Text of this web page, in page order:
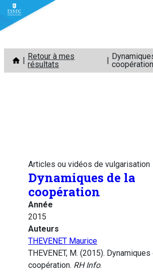
Aller
contenu
Retour à mes
résultats
coopération
Articles ou vidéos de vulgarisation
Dynamiques de la
coopération
Année
2015
Auteurs
THEVENET Maurice
THEVENET, M. (2015).
coopération. RH Info.